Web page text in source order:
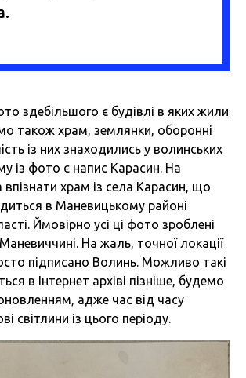
здебільшого є будівлі в яких жили
також храм, землянки, оборонні
із них знаходились у волинських
із фото є напис Карасин. На
впізнати храм із села Карасин, що
в Маневицькому районі
Ймовірно усі ці фото зроблені
На жаль, точної локації
підписано Волинь. Можливо такі
в Інтернет архіві пізніше, будемо
адже час від часу
світлини із цього періоду.